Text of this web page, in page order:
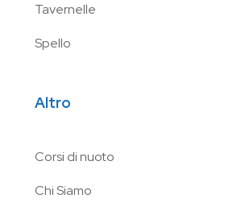
Tavernelle
Spello
Altro
Corsi di nuoto
Chi Siamo